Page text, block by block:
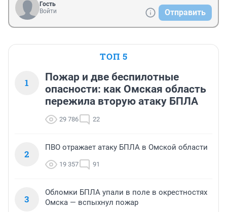
Гость
Войти
Отправить
ТОП 5
1
Пожар и две беспилотные
опасности: как Омская область
пережила вторую атаку БПЛА
29 786 22
2
ПВО отражает атаку БПЛА в Омской области
19 357 91
3
Обломки БПЛА упали в поле в окрестностях
Омска — вспыхнул пожар